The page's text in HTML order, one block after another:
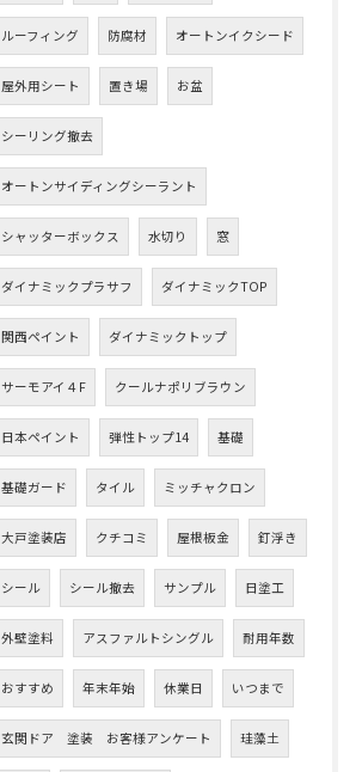
ルーフィング 防腐材 オートンイクシード
屋外用シート 置き場 お盆
シーリング撤去
オートンサイディングシーラント
シャッターボックス 水切り 窓
ダイナミックプラサフ ダイナミックTOP
関西ペイント ダイナミックトップ
サーモアイ４F クールナポリブラウン
日本ペイント 弾性トップ14 基礎
基礎ガード タイル ミッチャクロン
大戸塗装店 クチコミ 屋根板金 釘浮き
シール シール撤去 サンプル 日塗工
外壁塗料 アスファルトシングル 耐用年数
おすすめ 年末年始 休業日 いつまで
玄関ドア 塗装 お客様アンケート 珪藻土